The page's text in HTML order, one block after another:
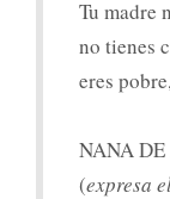
Tu madre
no tienes
eres
NANA
(expresa